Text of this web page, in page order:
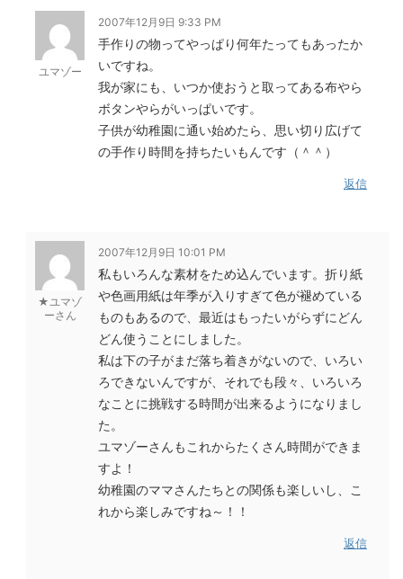
ユマゾー
2007年12月9日 9:33 PM
手作りの物ってやっぱり何年たってもあったか
いですね。
我が家にも、いつか使おうと取ってある布やら
ボタンやらがいっぱいです。
子供が幼稚園に通い始めたら、思い切り広げて
の手作り時間を持ちたいもんです（＾＾）
返信
★ユマゾ
ーさん
2007年12月9日 10:01 PM
私もいろんな素材をため込んでいます。折り紙
や色画用紙は年季が入りすぎて色が褪めている
ものもあるので、最近はもったいがらずにどん
どん使うことにしました。
私は下の子がまだ落ち着きがないので、いろい
ろできないんですが、それでも段々、いろいろ
なことに挑戦する時間が出来るようになりまし
た。
ユマゾーさんもこれからたくさん時間ができま
すよ！
幼稚園のママさんたちとの関係も楽しいし、こ
れから楽しみですね～！！
返信